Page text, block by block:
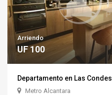
Arriendo
UF 100
Departamento en Las Condes
Metro Alcantara